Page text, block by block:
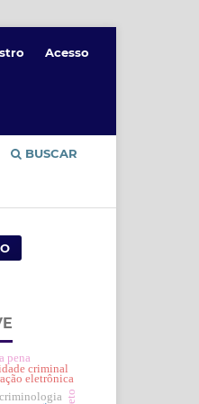
BUSCAR
Acesso
criminologia
eletrônica
criminal
pena